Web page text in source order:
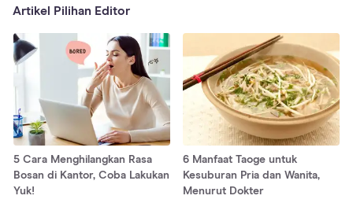
Artikel Pilihan Editor
5 Cara Menghilangkan Rasa
Bosan di Kantor, Coba Lakukan
Yuk!
6 Manfaat Taoge untuk
Kesuburan Pria dan Wanita,
Menurut Dokter